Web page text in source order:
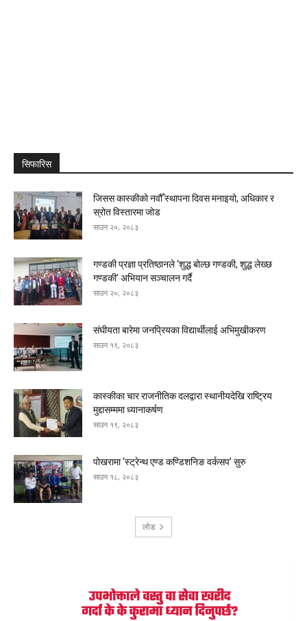
सिफारिस
जिसस कास्कीको नवौँ स्थापना दिवस मनाइयो, अधिकार र
स्रोत विस्तारमा जोड
साउन २०, २०८३
गण्डकी प्रज्ञा प्रतिष्ठानले ‘शुद्ध बोल्छ गण्डकी, शुद्ध लेख्छ
गण्डकी’ अभियान सञ्चालन गर्दै
साउन २०, २०८३
संघीयता बारेमा जनप्रियका विद्यार्थीलाई अभिमुखीकरण
साउन १९, २०८३
कास्कीका चार राजनीतिक दलद्वारा स्थानीयदेखि राष्ट्रिय
मुद्दासम्ममा ध्यानाकर्षण
साउन १९, २०८३
पोखरामा ‘स्ट्रेन्थ एण्ड कण्डिशनिङ वर्कसप’ सुरु
साउन १८, २०८३
लोड